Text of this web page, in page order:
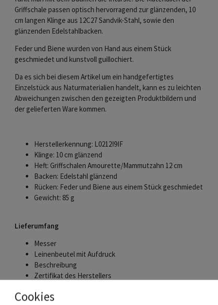
Griffschale passen optisch hervorragend zur glänzenden, 10
cm langen Klinge aus 12C27 Sandvik-Stahl, sowie den
glänzenden Edelstahlbacken.
Feder und Biene wurden von Hand aus einem Stück
geschmiedet und kunstvoll guillochiert.
Da es sich bei diesem Artikel um ein handgefertigtes
Einzelstück aus Naturmaterialien handelt, kann es zu leichten
Abweichungen zwischen den gezeigten Produktbildern und
der gelieferten Ware kommen.
Herstellerkennung: L0212I9IF
Klinge: 10 cm glänzend
Heft: Griffschalen Amourette/Mammutzahn 12 cm
Backen: Edelstahl glänzend
Rücken: Feder und Biene aus einem Stück geschmiedet
Gewicht: 85 g
Lieferumfang
Messer
Leinenbeutel mit Aufdruck
Beschreibung
Zertifikat des Herstellers
Cookies